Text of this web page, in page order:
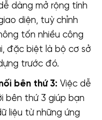
dàng mở rộng tính
diện, tuỳ chỉnh
tốn nhiều công
đặc biệt là bộ cơ sở
trước đó.
bên thứ 3: Việc dễ
bên thứ 3 giúp bạn
liệu từ những ứng